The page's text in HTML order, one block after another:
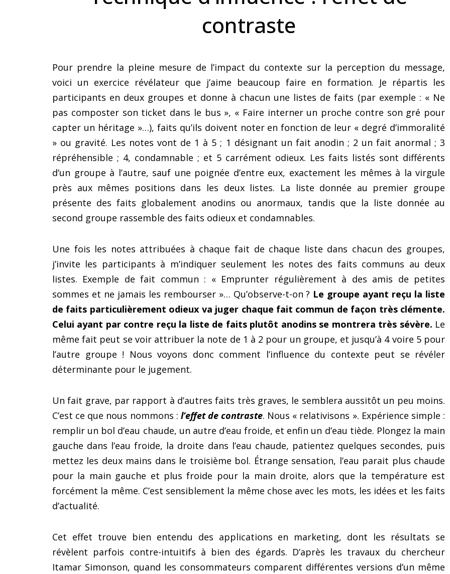
contraste
Pour prendre la pleine mesure de l’impact du contexte sur la perception du message,
voici un exercice révélateur que j’aime beaucoup faire en formation. Je répartis les
participants en deux groupes et donne à chacun une listes de faits (par exemple : « Ne
pas composter son ticket dans le bus », « Faire interner un proche contre son gré pour
capter un héritage »…), faits qu’ils doivent noter en fonction de leur « degré d’immoralité
» ou gravité. Les notes vont de 1 à 5 ; 1 désignant un fait anodin ; 2 un fait anormal ; 3
répréhensible ; 4, condamnable ; et 5 carrément odieux. Les faits listés sont différents
d’un groupe à l’autre, sauf une poignée d’entre eux, exactement les mêmes à la virgule
près aux mêmes positions dans les deux listes. La liste donnée au premier groupe
présente des faits globalement anodins ou anormaux, tandis que la liste donnée au
second groupe rassemble des faits odieux et condamnables.
Une fois les notes attribuées à chaque fait de chaque liste dans chacun des groupes,
j’invite les participants à m’indiquer seulement les notes des faits communs au deux
listes. Exemple de fait commun : « Emprunter régulièrement à des amis de petites
sommes et ne jamais les rembourser »… Qu’observe-t-on ? Le groupe ayant reçu la liste
de faits particulièrement odieux va juger chaque fait commun de façon très clémente.
Celui ayant par contre reçu la liste de faits plutôt anodins se montrera très sévère. Le
même fait peut se voir attribuer la note de 1 à 2 pour un groupe, et jusqu’à 4 voire 5 pour
l’autre groupe ! Nous voyons donc comment l’influence du contexte peut se révéler
déterminante pour le jugement.
Un fait grave, par rapport à d’autres faits très graves, le semblera aussitôt un peu moins.
C’est ce que nous nommons : l’effet de contraste. Nous « relativisons ». Expérience simple :
remplir un bol d’eau chaude, un autre d’eau froide, et enfin un d’eau tiède. Plongez la main
gauche dans l’eau froide, la droite dans l’eau chaude, patientez quelques secondes, puis
mettez les deux mains dans le troisième bol. Étrange sensation, l’eau parait plus chaude
pour la main gauche et plus froide pour la main droite, alors que la température est
forcément la même. C’est sensiblement la même chose avec les mots, les idées et les faits
d’actualité.
Cet effet trouve bien entendu des applications en marketing, dont les résultats se
révèlent parfois contre-intuitifs à bien des égards. D’après les travaux du chercheur
Itamar Simonson, quand les consommateurs comparent différentes versions d’un même
pourquoi cela fera décoller
votre activité de
conférencier)
anglais